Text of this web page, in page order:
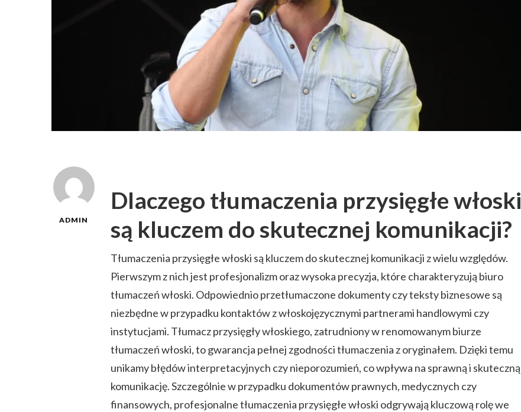
ADMIN
Dlaczego tłumaczenia przysięgłe włoski
są kluczem do skutecznej komunikacji?
Tłumaczenia przysięgłe włoski są kluczem do skutecznej komunikacji z wielu względów.
Pierwszym z nich jest profesjonalizm oraz wysoka precyzja, które charakteryzują biuro
tłumaczeń włoski. Odpowiednio przetłumaczone dokumenty czy teksty biznesowe są
niezbędne w przypadku kontaktów z włoskojęzycznymi partnerami handlowymi czy
instytucjami. Tłumacz przysięgły włoskiego, zatrudniony w renomowanym biurze
tłumaczeń włoski, to gwarancja pełnej zgodności tłumaczenia z oryginałem. Dzięki temu
unikamy błędów interpretacyjnych czy nieporozumień, co wpływa na sprawną i skuteczną
komunikację. Szczególnie w przypadku dokumentów prawnych, medycznych czy
finansowych, profesjonalne tłumaczenia przysięgłe włoski odgrywają kluczową rolę we